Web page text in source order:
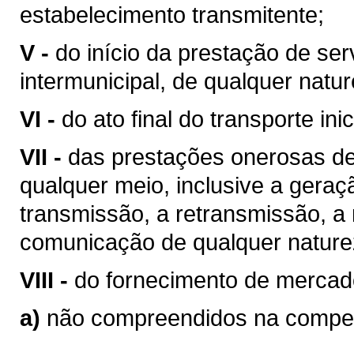
estabelecimento transmitente;
V - do início da prestação de
intermunicipal, de qualquer
VI - do ato final do transporte
VII - das prestações onerosas
qualquer meio, inclusive a
transmissão, a retransmissão,
comunicação de qualquer
VIII - do fornecimento de
a) não compreendidos na